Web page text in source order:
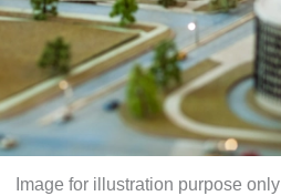
Image for illustration purpose only